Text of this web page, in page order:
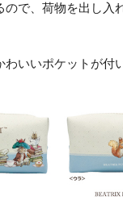
ので、荷物を出し入
いいポケットが付